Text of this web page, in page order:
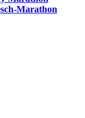
Marathon